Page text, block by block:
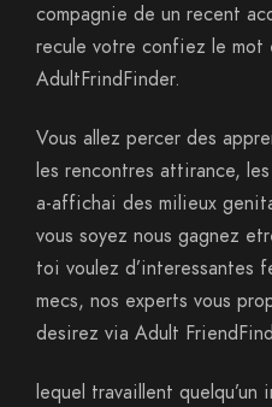
compagnie de un recent
recule votre confiez le mot
AdultFrindFinder.
Vous allez percer des
les rencontres attirance,
a-affichai des milieux
vous soyez nous gagnez
toi voulez d’interessantes
mecs, nos experts vous
desirez via Adult
lequel travaillent quelqu’un